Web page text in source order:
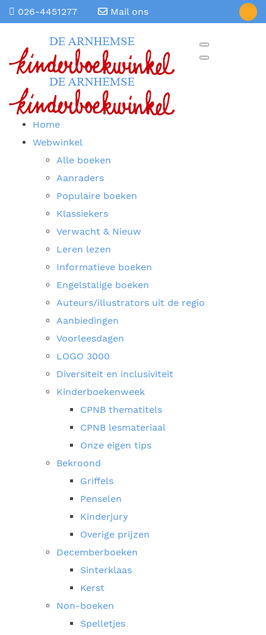
026-4451277 Mail ons
Home
Webwinkel
Alle boeken
Aanraders
Populaire boeken
Klassiekers
Verwacht & Nieuw
Leren lezen
Informatieve boeken
Engelstalige boeken
Auteurs/illustrators uit de regio
Aanbiedingen
Voorleesdagen
LOGO 3000
Diversiteit en inclusiviteit
Kinderboekenweek
CPNB thematitels
CPNB lesmateriaal
Onze eigen tips
Bekroond
Griffels
Penselen
Kinderjury
Overige prijzen
Decemberboeken
Sinterklaas
Kerst
Non-boeken
Spelletjes